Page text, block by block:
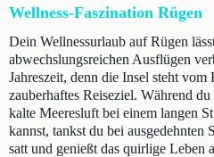
Wellness-Faszination Rügen
Dein Wellnessurlaub auf Rügen
abwechslungsreichen Ausflügen
Jahreszeit, denn die Insel steht
zauberhaftes Reiseziel. Während
kalte Meeresluft bei einem langen
kannst, tankst du bei ausgedehnten
satt und genießt das quirlige Leben